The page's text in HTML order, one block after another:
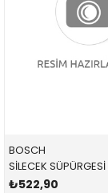
BOSCH
₺522,90